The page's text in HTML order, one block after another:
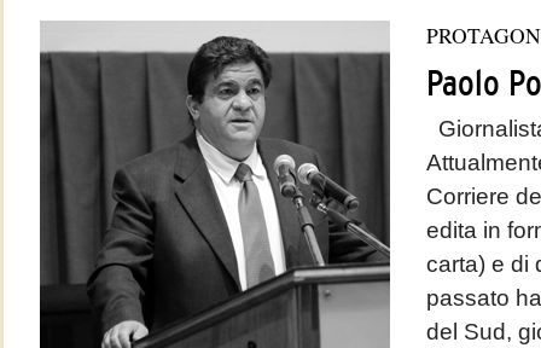
Paolo
Corriere
edita in
carta) e di
passato
del Sud,